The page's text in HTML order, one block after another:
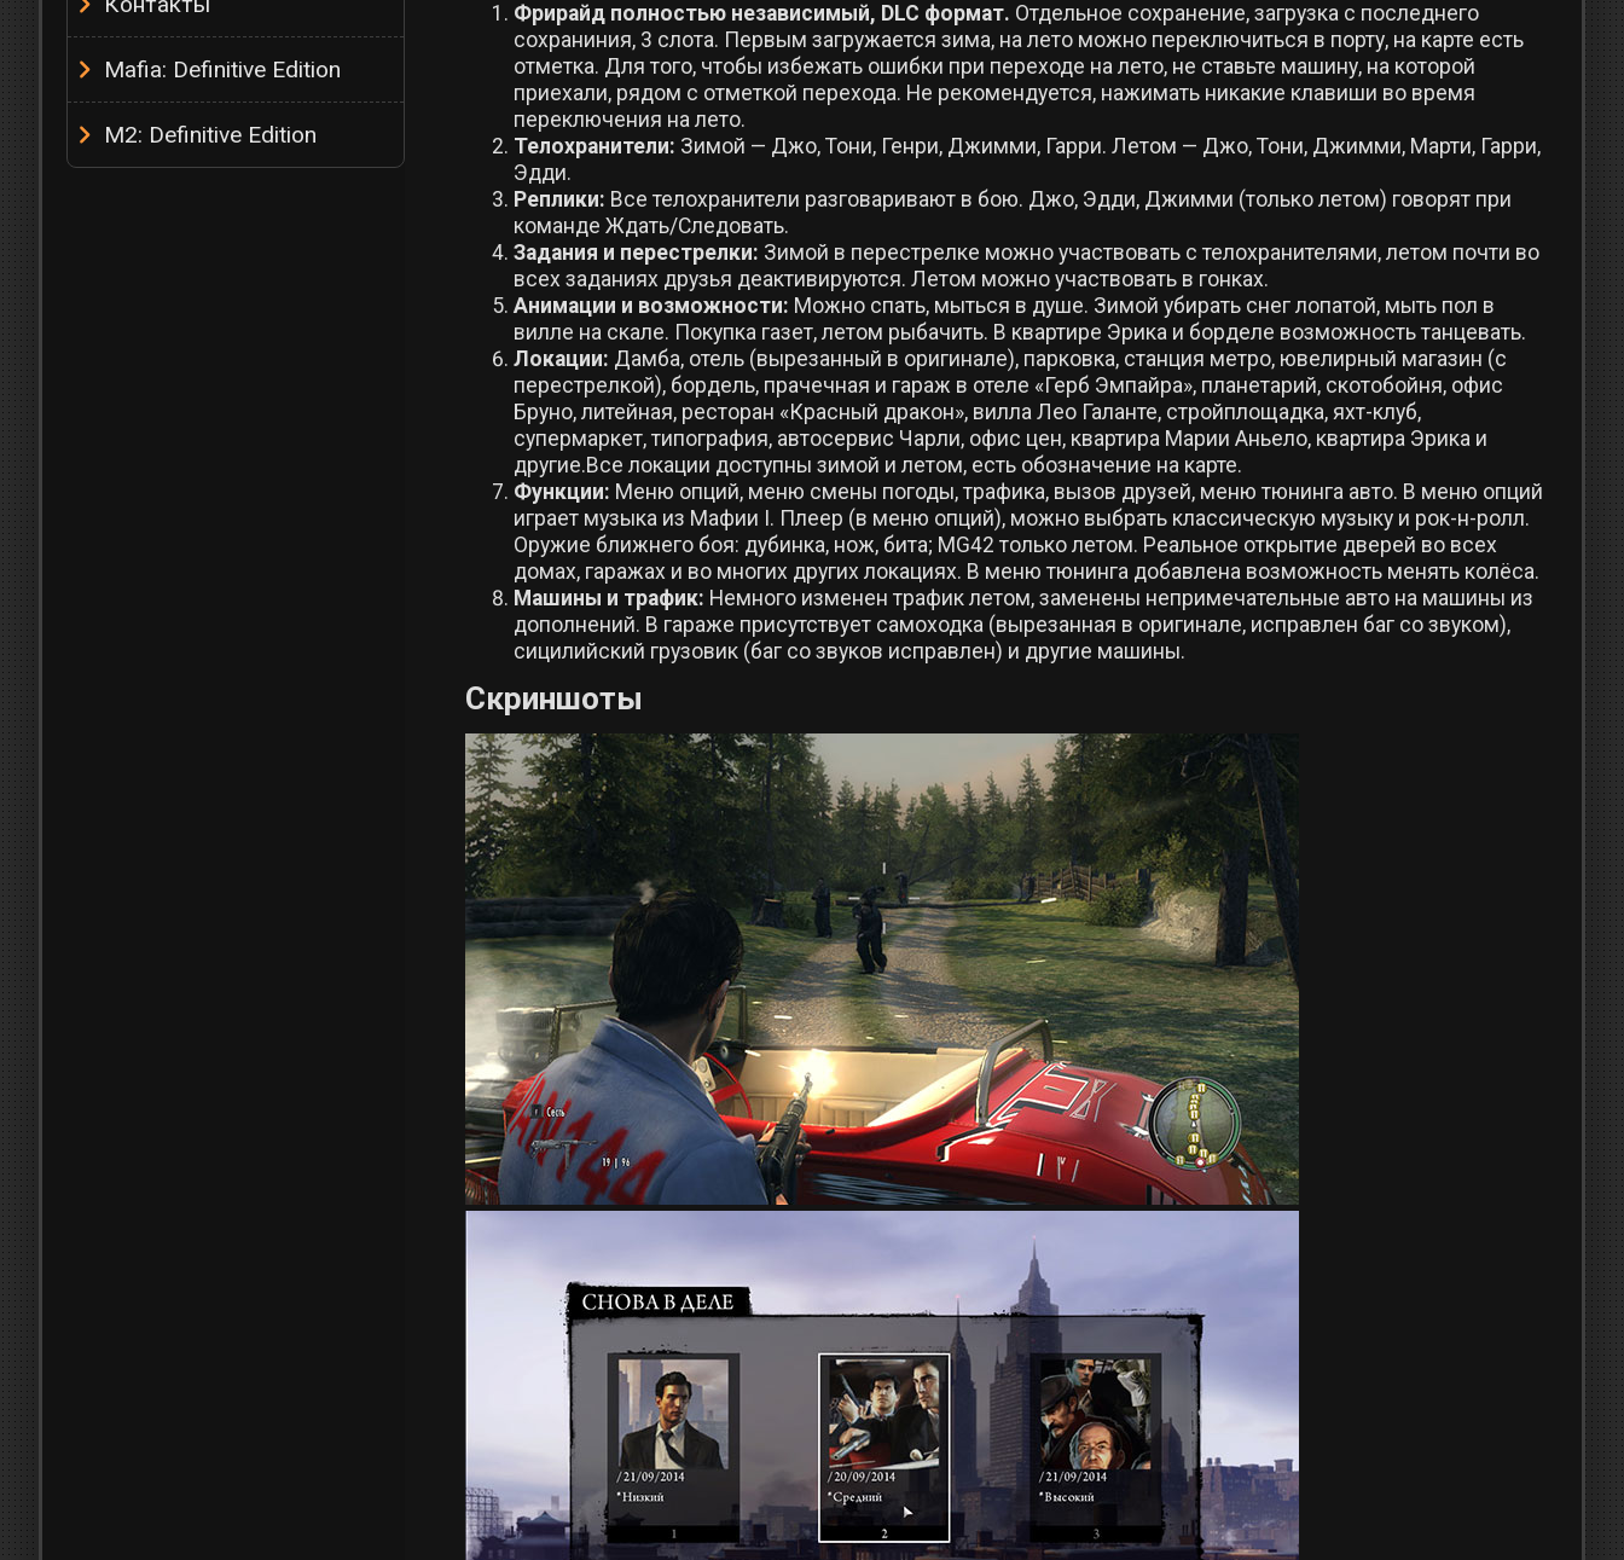
Mafia: Definitive Edition
M2: Definitive Edition
Фрирайд полностью независимый, DLC формат. Отдельное сохранение, загрузка с последнего
сохраниния, 3 слота. Первым загружается зима, на лето можно переключиться в порту, на карте есть
отметка. Для того, чтобы избежать ошибки при переходе на лето, не ставьте машину, на которой
приехали, рядом с отметкой перехода. Не рекомендуется, нажимать никакие клавиши во время
переключения на лето.
Телохранители: Зимой — Джо, Тони, Генри, Джимми, Гарри. Летом — Джо, Тони, Джимми, Марти, Гарри,
Эдди.
Реплики: Все телохранители разговаривают в бою. Джо, Эдди, Джимми (только летом) говорят при
команде Ждать/Следовать.
Задания и перестрелки: Зимой в перестрелке можно участвовать с телохранителями, летом почти во
всех заданиях друзья деактивируются. Летом можно участвовать в гонках.
Анимации и возможности: Можно спать, мыться в душе. Зимой убирать снег лопатой, мыть пол в
вилле на скале. Покупка газет, летом рыбачить. В квартире Эрика и борделе возможность танцевать.
Локации: Дамба, отель (вырезанный в оригинале), парковка, станция метро, ювелирный магазин (с
перестрелкой), бордель, прачечная и гараж в отеле «Герб Эмпайра», планетарий, скотобойня, офис
Бруно, литейная, ресторан «Красный дракон», вилла Лео Галанте, стройплощадка, яхт-клуб,
супермаркет, типография, автосервис Чарли, офис цен, квартира Марии Аньело, квартира Эрика и
другие.Все локации доступны зимой и летом, есть обозначение на карте.
Функции: Меню опций, меню смены погоды, трафика, вызов друзей, меню тюнинга авто. В меню опций
играет музыка из Мафии I. Плеер (в меню опций), можно выбрать классическую музыку и рок-н-ролл.
Оружие ближнего боя: дубинка, нож, бита; MG42 только летом. Реальное открытие дверей во всех
домах, гаражах и во многих других локациях. В меню тюнинга добавлена возможность менять колёса.
Машины и трафик: Немного изменен трафик летом, заменены непримечательные авто на машины из
дополнений. В гараже присутствует самоходка (вырезанная в оригинале, исправлен баг со звуком),
сицилийский грузовик (баг со звуков исправлен) и другие машины.
Скриншоты